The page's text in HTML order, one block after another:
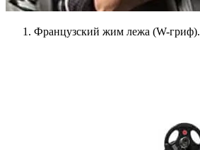
Французский жим лежа (W-гриф).